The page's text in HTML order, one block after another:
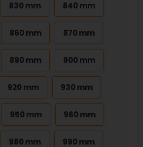
830 mm 840 mm
860 mm 870 mm
890 mm 900 mm
920 mm 930 mm
950 mm 960 mm
980 mm 990 mm